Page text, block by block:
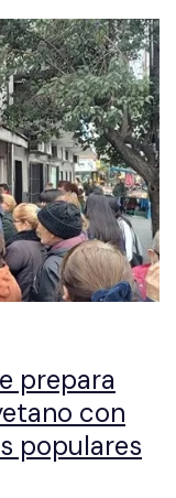
prepara
con
populares